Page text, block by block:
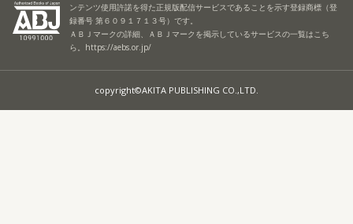
ンテンツ使用許諾を得た正規版配信サービスであることを示す登録商標（登
録番号 第６０９１７１３号）です。
ＡＢＪマークの詳細、ＡＢＪマークを掲示しているサービスの一覧はこち
ら。 https://aebs.or.jp/
copyright©AKITA PUBLISHING CO.,LTD.